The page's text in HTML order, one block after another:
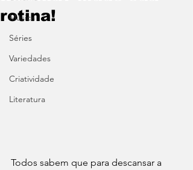
Música
Séries
Variedades
Criatividade
Literatura
rotina!
Todos sabem que para descansar a